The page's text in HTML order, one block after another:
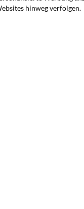
in modernen
zu
auf Lenkung,
Fahrzeugmodell,
hinweg verfolgen.